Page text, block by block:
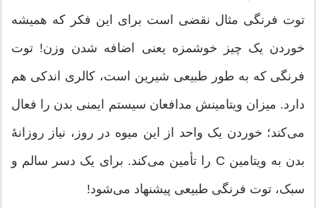
توت فرنگی مثال نقضی است برای این فکر که همیشه
خوردن یک چیز خوشمزه یعنی اضافه شدن وزن! توت
فرنگی که به طور طبیعی شیرین است، کالری اندکی هم
دارد. میزان ویتامینش مدافعان سیستم ایمنی بدن را فعال
می‌کند؛ خوردن یک واحد از این میوه در روز، نیاز روزانۀ
بدن به ویتامین C را تأمین می‌کند. برای یک دسر سالم و
سبک، توت فرنگی طبیعی پیشنهاد می‌شود!